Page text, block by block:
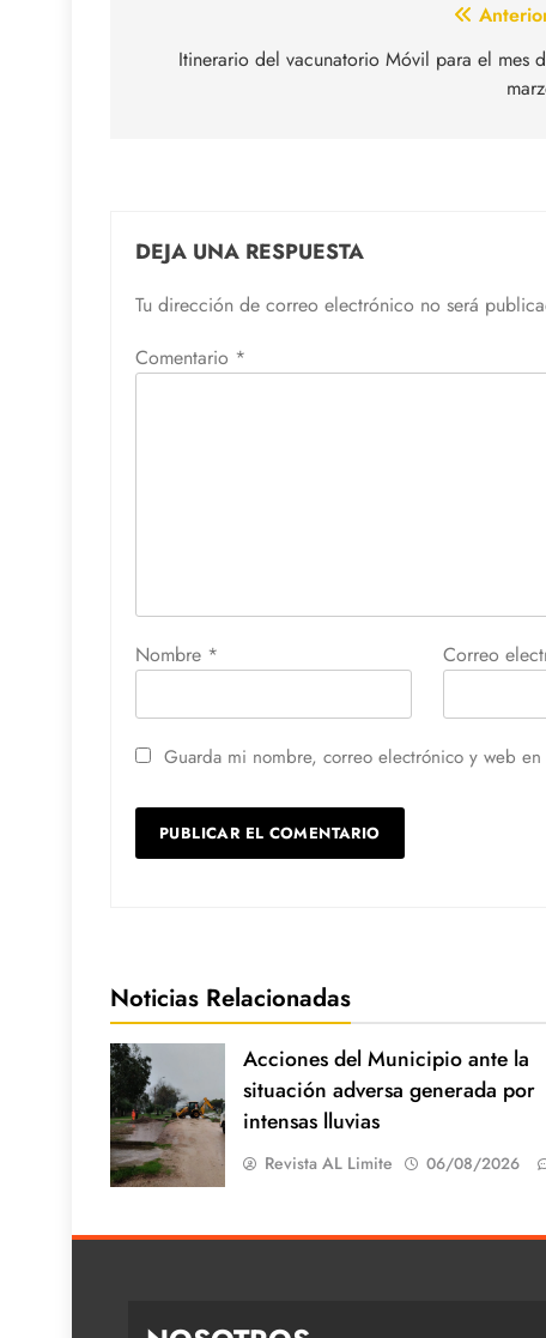
Itinerario del vacunatorio Móvil para el mes
DEJA UNA RESPUESTA
Tu dirección de correo electrónico no será
Comentario *
Nombre * Correo
Guarda mi nombre, correo electrónico y web
Noticias Relacionadas
Acciones del Municipio ante la
situación adversa generada por
intensas lluvias
Revista AL Limite 06/08/2026